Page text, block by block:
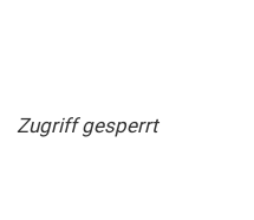
Zugriff gesperrt